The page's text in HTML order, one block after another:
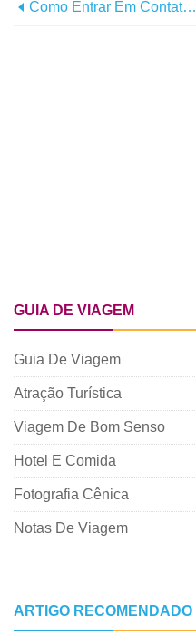
Como Entrar Em Contato Com Conselhos De Turismo Para Patrocínios De Blogs De Viagens
GUIA DE VIAGEM
Guia De Viagem
Atração Turística
Viagem De Bom Senso
Hotel E Comida
Fotografia Cênica
Notas De Viagem
ARTIGO RECOMENDADO